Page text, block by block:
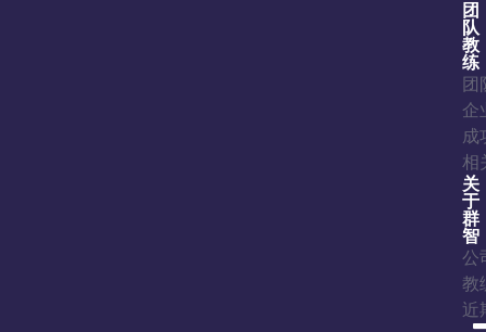
团
队
教
练
团
企
成
相
关
于
群
智
公
教
近